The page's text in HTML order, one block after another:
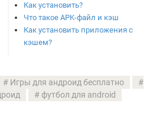
Как установить?
Что такое APK-файл и кэш
Как установить приложения с
кэшем?
Игры для андроид бесплатно
футбол для android